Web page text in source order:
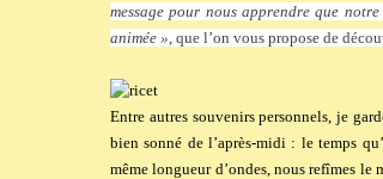
message pour nous apprendre que
animée » , que l’on vous propose de
Entre autres souvenirs personnels, je
bien sonné de l’après-midi : le temps
même longueur d’ondes, nous refîmes